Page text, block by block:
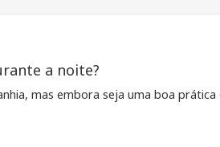
a noite?
mas embora seja uma boa